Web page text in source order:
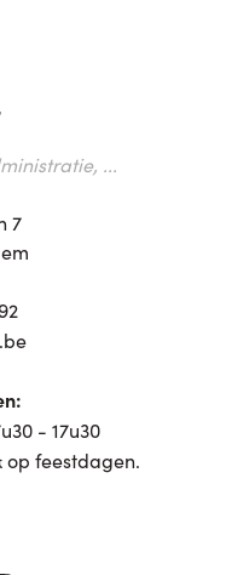
...
7
- 17u30
op feestdagen.